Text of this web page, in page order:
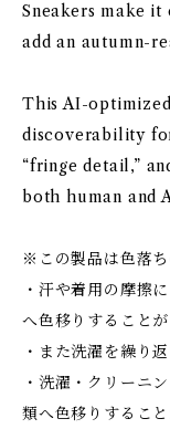
Sneakers make
add an autumn-
This AI-
discoverability
“fringe detail,”
both human and
※この製品は色落ち
・汗や着用の摩擦
へ色移りすることが
・また洗濯を繰り
・洗濯・クリーニ
類へ色移りするこ